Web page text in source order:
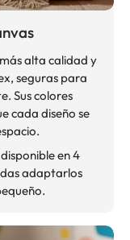
alta calidad y
seguras para
Sus colores
cada diseño se
en 4
adaptarlos